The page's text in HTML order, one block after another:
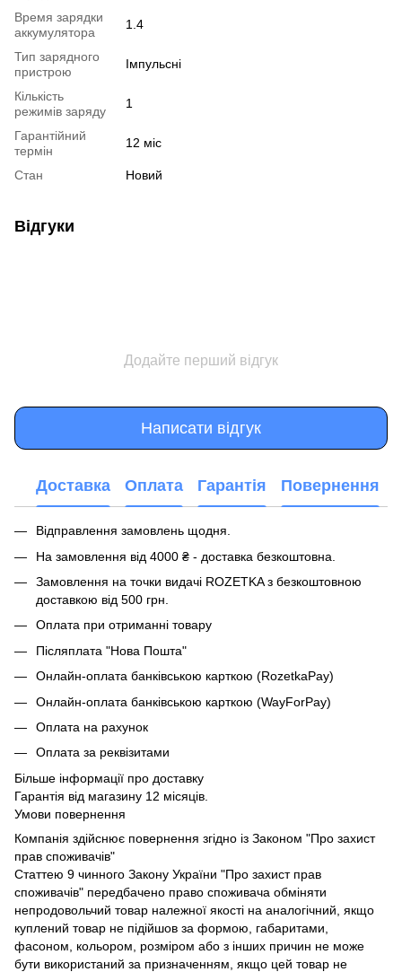
Время зарядки
аккумулятора
1.4
Тип зарядного
пристрою
Імпульсні
Кількість
режимів заряду
1
Гарантійний
термін
12 міс
Стан Новий
Відгуки
Додайте перший відгук
Написати відгук
Доставка Оплата Гарантія Повернення
Відправлення замовлень щодня.
На замовлення від 4000 ₴ - доставка безкоштовна.
Замовлення на точки видачі ROZETKA з безкоштовною
доставкою від 500 грн.
Оплата при отриманні товару
Післяплата "Нова Пошта"
Онлайн-оплата банківською карткою (RozetkaPay)
Онлайн-оплата банківською карткою (WayForPay)
Оплата на рахунок
Оплата за реквізитами
Більше інформації про доставку
Гарантія від магазину 12 місяців.
Умови повернення
Компанія здійснює повернення згідно із Законом "Про захист
прав споживачів"
Статтею 9 чинного Закону України "Про захист прав
споживачів" передбачено право споживача обміняти
непродовольчий товар належної якості на аналогічний, якщо
куплений товар не підійшов за формою, габаритами,
фасоном, кольором, розміром або з інших причин не може
бути використаний за призначенням, якщо цей товар не